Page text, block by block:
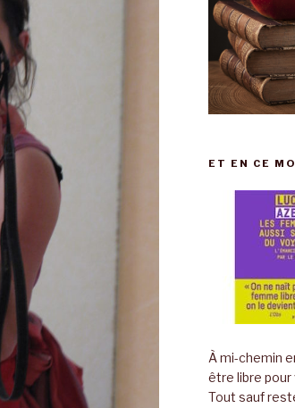
ET EN CE
À mi-chemin
être libre pour
Tout sauf